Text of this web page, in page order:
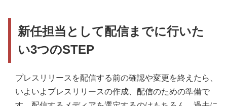
新任担当として配信までに行いた
い3つのSTEP
プレスリリースを配信する前の確認や変更を終えたら、
いよいよプレスリリースの作成、配信のための準備で